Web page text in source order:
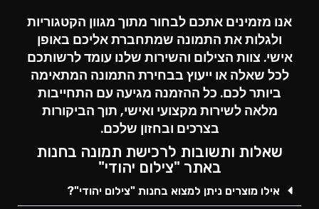
אנו מזמינים אתכם לבחור מתוך מגוון הקטגוריות
ולגלות את התמונה שמתחברת אליכם באופן
אישי. צוות הצילום והשירות שלנו עומד לרשותכם
לכל שאלה או ייעוץ בבחירת התמונה המתאימה
ביותר לכם. כל ההזמנה מגיעה עם התחייבות
מלאה לשירות מקצועי ואישי, תוך הביקורות
בצרכים ובחזון שלכם.
שאלות ותשובות לרכישת תמונה בחנות
באתר "צילום יהודי"
אילו מוצרים ניתן למצוא בחנות "צילום יהודי"?